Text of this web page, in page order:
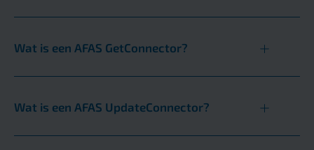
Wat is een AFAS GetConnector?
Wat is een AFAS UpdateConnector?